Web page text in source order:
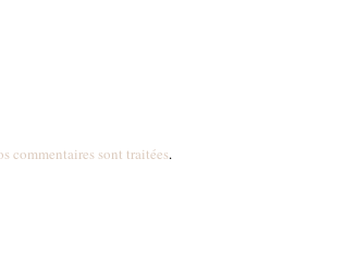
commentaires sont traitées.